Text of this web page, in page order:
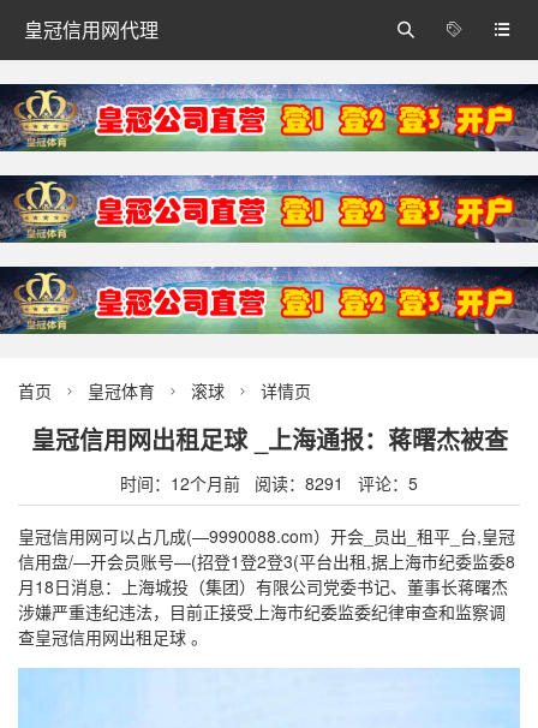
皇冠信用网代理 


首页  皇冠体育  滚球  详情页
皇冠信用网出租足球 _上海通报：蒋曙杰被查
时间：12个月前 阅读：8291 评论：5
皇冠信用网可以占几成(—9990088.com）开会_员出_租平_台,皇冠
信用盘/—开会员账号—(招登1登2登3(平台出租,据上海市纪委监委8
月18日消息：上海城投（集团）有限公司党委书记、董事长蒋曙杰
涉嫌严重违纪违法，目前正接受上海市纪委监委纪律审查和监察调
查皇冠信用网出租足球 。